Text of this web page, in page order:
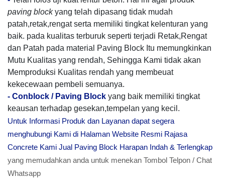
paving blockyang telah dipasang tidak mudah
patah,retak,rengat serta memiliki tingkat kelenturan yang
baik. pada kualitas terburuk seperti terjadi Retak,Rengat
dan Patah pada material Paving Block Itu memungkinkan
Mutu Kualitas yang rendah, Sehingga Kami tidak akan
Memproduksi Kualitas rendah yang membeuat
kekecewaan pembeli semuanya.
- Conblock / Paving Block yang baik memiliki tingkat
keausan terhadap gesekan,tempelan yang kecil.
Untuk Informasi Produk dan Layanan dapat segera
menghubungi Kami di Halaman Website Resmi Rajasa
Concrete Kami Jual Paving Block Harapan Indah & Terlengkap
yang memudahkan anda untuk menekan Tombol Telpon / Chat
Whatsapp